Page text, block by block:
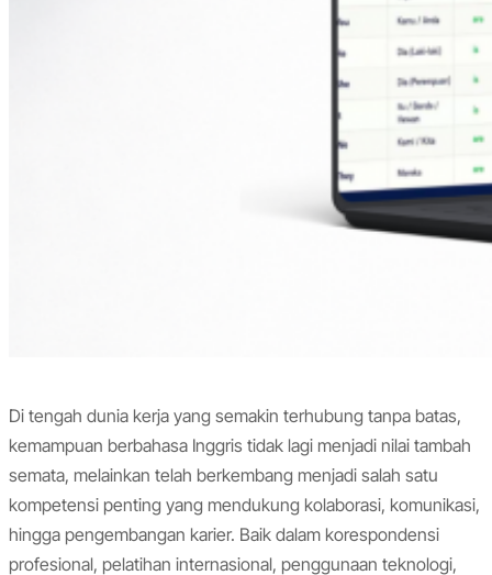
Di tengah dunia kerja yang semakin terhubung tanpa batas,
kemampuan berbahasa Inggris tidak lagi menjadi nilai tambah
semata, melainkan telah berkembang menjadi salah satu
kompetensi penting yang mendukung kolaborasi, komunikasi,
hingga pengembangan karier. Baik dalam korespondensi
profesional, pelatihan internasional, penggunaan teknologi,